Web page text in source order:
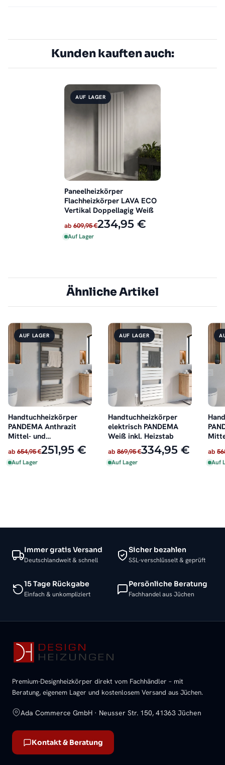
Kunden kauften auch:
AUF LAGER
Paneelheizkörper
Flachheizkörper LAVA ECO
Vertikal Doppellagig Weiß
ab 609,95 €234,95 €
Auf Lager
Ähnliche Artikel
AUF LAGER
Handtuchheizkörper
PANDEMA Anthrazit
Mittel- und
Seitenanschluss
ab 654,95 €251,95 €
Auf Lager
AUF LAGER
Handtuchheizkörper
elektrisch PANDEMA
Weiß inkl. Heizstab
ab 869,95 €334,95 €
Auf Lager
ab
Auf
Immer gratis Versand
Deutschlandweit & schnell
Sicher bezahlen
SSL-verschlüsselt & geprüft
15 Tage Rückgabe
Einfach & unkompliziert
Persönliche Beratung
Fachhandel aus Jüchen
Premium-Designheizkörper direkt vom Fachhändler – mit
Beratung, eigenem Lager und kostenlosem Versand aus Jüchen.
Ada Commerce GmbH · Neusser Str. 150, 41363 Jüchen
Kontakt & Beratung